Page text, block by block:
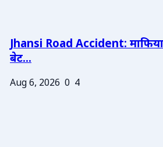
Jhansi Road Accident:
बेट...
Aug 6, 2026 0 4